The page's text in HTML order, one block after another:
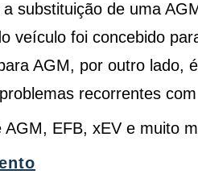
substituição de uma
veículo foi concebido
AGM, por outro lado,
recorrentes
EFB, xEV e muito